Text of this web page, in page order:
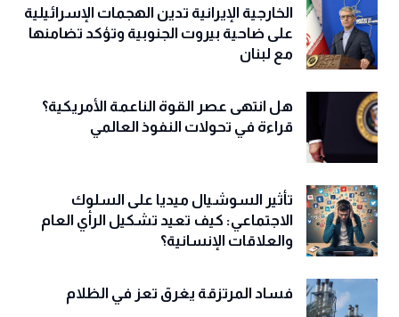
الخارجية الإيرانية تدين الهجمات الإسرائيلية
على ضاحية بيروت الجنوبية وتؤكد تضامنها
مع لبنان
هل انتهى عصر القوة الناعمة الأمريكية؟
قراءة في تحولات النفوذ العالمي
تأثير السوشيال ميديا على السلوك
الاجتماعي: كيف تعيد تشكيل الرأي العام
والعلاقات الإنسانية؟
فساد المرتزقة يغرق تعز في الظلام